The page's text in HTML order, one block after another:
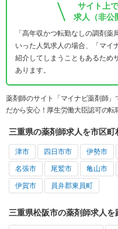
サイト上
求人（非公
「高年収かつ転勤なしの調剤
いった人気求人の場合、「マイ
紹介してしまうこともあるため
あります。
薬剤師のサイト「マイナビ薬剤師
だから安心！厚生労働大臣認可の転
三重県の薬剤師求人を市区町
津市 四日市市 伊勢市
名張市 尾鷲市 亀山市
伊賀市 員弁郡東員町
三重県松阪市の薬剤師求人を